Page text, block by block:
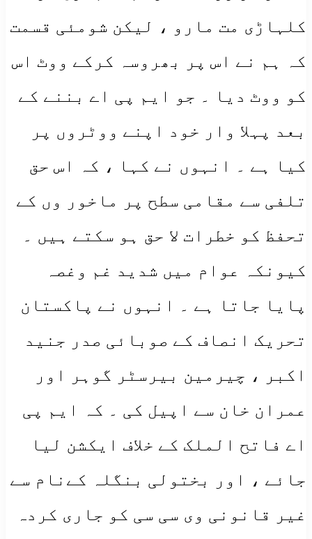
کلہاڑی مت مارو ، لیکن شومئی قسمت
کہ ہم نے اس پر بھروسہ کرکے ووٹ اس
کو ووٹ دیا ۔ جو ایم پی اے بننے کے
بعد پہلا وار خود اپنے ووٹروں پر
کیا ہے ۔ انہوں نے کہا ، کہ اس حق
تلفی سے مقامی سطح پر ماخور وں کے
تحفظ کو خطرات لا حق ہو سکتے ہیں ۔
کیونکہ عوام میں شدید غم وغصہ
پایا جاتا ہے ۔ انہوں نے پاکستان
تحریک انصاف کے صوبائی صدر جنید
اکبر ، چیرمین بیرسٹر گوہر اور
عمران خان سے اپیل کی ۔ کہ ایم پی
اے فاتح الملک کے خلاف ایکشن لیا
جائے ، اور بختولی بنگلہ کےنام سے
غیر قانونی وی سی سی کو جاری کردہ